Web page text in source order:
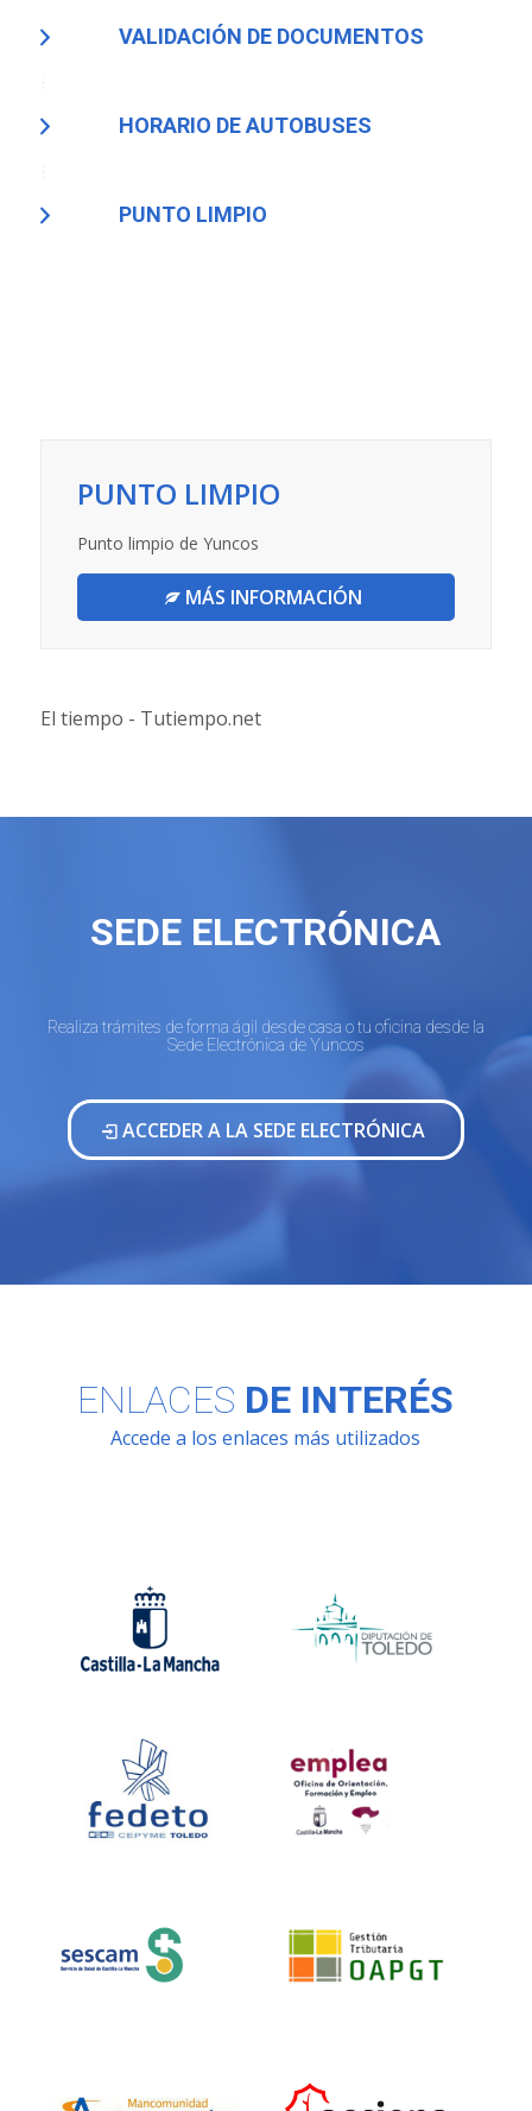
VALIDACIÓN DE DOCUMENTOS
HORARIO DE AUTOBUSES
PUNTO LIMPIO
PUNTO LIMPIO
Punto limpio de Yuncos
MÁS INFORMACIÓN
El tiempo - Tutiempo.net
SEDE ELECTRÓNICA
Realiza trámites de forma ágil desde casa o tu oficina desde la
Sede Electrónica de Yuncos
ACCEDER A LA SEDE ELECTRÓNICA
ENLACES DE INTERÉS
Accede a los enlaces más utilizados